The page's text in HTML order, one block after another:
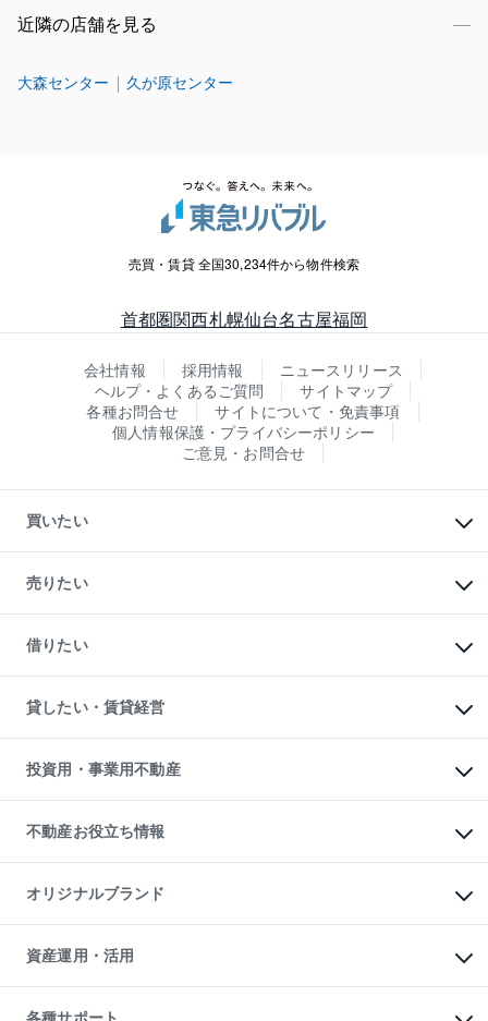
近隣の店舗を見る
大森センター 久が原センター
売買・賃貸 全国30,234件から物件検索
首都圏関西札幌仙台名古屋福岡
会社情報 採用情報
ニュースリリース
ヘルプ・よくあるご質問
サイトマップ
各種お問合せ
サイトについて・免責事項
個人情報保護・プライバシーポリシー
ご意見・お問合せ
買いたい
新築・分譲マンションの購入
中古マンションの購入
一戸建ての購入
中古一戸建ての購入
不動産購入の流れ
注目キーワード物件特集
購入ガイド
English 繁体中文簡体中文
売りたい
一戸建ての売却・査定
土地の売却・査定
スピードAI査定
不動産査定について
不動産売却の流れ
不動産買換えの流れ
売却ガイド
借りたい
オフィス・店舗の賃貸
借りるときの流れ
借りるガイド
貸したい・賃貸経営
マンション賃料データ
賃貸管理プラン
リロケーションについて
貸すガイド
投資用・事業用不動産
事業用不動産
マンション投資
投資用マンション
アパート経営
収益物件
ビル購入（ビル一棟）
投資用不動産の売却査定
事業用不動産の売却査定
不動産お役立ち情報
マンションライブラリー
人気マンションランキング
暮らしに役立つ不動産メディア
不動産相場・不動産価格情報
不動産コラム・ニュース
不動産用語集
オリジナルブランド
一棟リノベーションマンション
L`GENTE（ルジェンテ）
区分リノベーションマンション
資産運用・活用
不動産M&A